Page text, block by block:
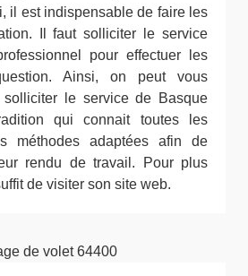
il est indispensable de faire les
Il faut solliciter le service
pour effectuer les
Ainsi, on peut vous
solliciter le service de Basque
qui connait toutes les
méthodes adaptées afin de
rendu de travail. Pour plus
de visiter son site web.